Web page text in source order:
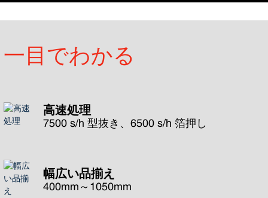
一目でわかる
高速処理
7500 s/h 型抜き、6500 s/h 箔押し
幅広い品揃え
400mm～1050mm